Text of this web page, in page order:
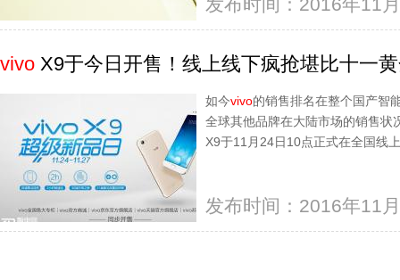
vivo X9于今日开售！线上线下疯抢堪比十一
如今vivo的销售排名在整个国产智
全球其他品牌在大陆市场的销售状
X9于11月24日10点正式在全国线
发布时间：2016年11